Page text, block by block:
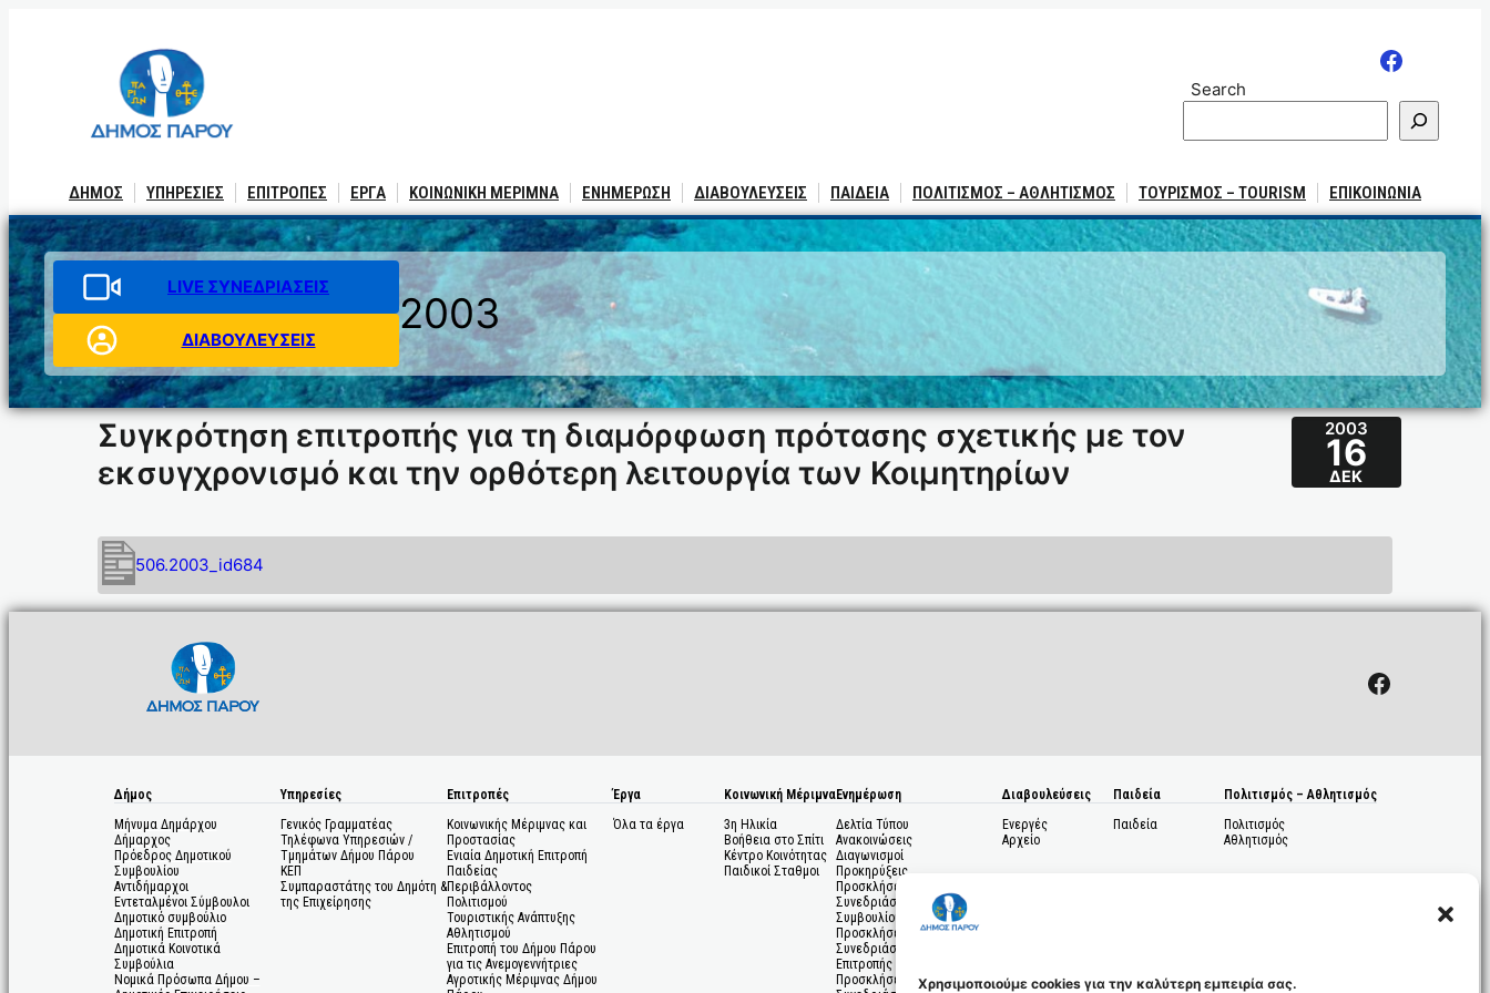
Χρησιμοποιούμε cookies για την καλύτερη εμπειρία σας.
Search
ΔΗΜΟΣ ΥΠΗΡΕΣΙΕΣ ΕΠΙΤΡΟΠΕΣ ΕΡΓΑ ΚΟΙΝΩΝΙΚΗ ΜΕΡΙΜΝΑ ΕΝΗΜΕΡΩΣΗ ΔΙΑΒΟΥΛΕΥΣΕΙΣ ΠΑΙΔΕΙΑ ΠΟΛΙΤΙΣΜΟΣ – ΑΘΛΗΤΙΣΜΟΣ ΤΟΥΡΙΣΜΟΣ – TOURISM ΕΠΙΚΟΙΝΩΝΙΑ
LIVE ΣΥΝΕΔΡΙΑΣΕΙΣ
ΔΙΑΒΟΥΛΕΥΣΕΙΣ
2003
Συγκρότηση επιτροπής για τη διαμόρφωση πρότασης σχετικής με τον
εκσυγχρονισμό και την ορθότερη λειτουργία των Κοιμητηρίων
2003
16
ΔΕΚ
506.2003_id684
Facebook
Δήμος
Μήνυμα Δημάρχου
Δήμαρχος
Πρόεδρος Δημοτικού
Συμβουλίου
Αντιδήμαρχοι
Εντεταλμένοι Σύμβουλοι
Δημοτικό συμβούλιο
Δημοτική Επιτροπή
Δημοτικά Κοινοτικά
Συμβούλια
Νομικά Πρόσωπα Δήμου –
Υπηρεσίες
Γενικός Γραμματέας
Τηλέφωνα Υπηρεσιών /
Τμημάτων Δήμου Πάρου
ΚΕΠ
Συμπαραστάτης του Δημότη &
της Επιχείρησης
Επιτροπές
Κοινωνικής Μέριμνας και
Προστασίας
Ενιαία Δημοτική Επιτροπή
Παιδείας
Περιβάλλοντος
Πολιτισμού
Τουριστικής Ανάπτυξης
Αθλητισμού
Επιτροπή του Δήμου Πάρου
για τις Ανεμογεννήτριες
Αγροτικής Μέριμνας Δήμου
Έργα
Όλα τα έργα
Κοινωνική Μέριμνα
3η Ηλικία
Βοήθεια στο Σπίτι
Κέντρο Κοινότητας
Παιδικοί Σταθμοι
Ενημέρωση
Δελτία Τύπου
Ανακοινώσεις
Διαγωνισμοί
Προκηρύξεις
Προσκλήσεις σε
Συνεδριάσεις Δημοτικού
Συμβουλίου
Προσκλήσεις σε
Συνεδριάσεις Δημοτικής
Επιτροπής
Προσκλήσεις σε
Διαβουλεύσεις
Ενεργές
Αρχείο
Παιδεία
Παιδεία
Πολιτισμός – Αθλητισμός
Πολιτισμός
Αθλητισμός